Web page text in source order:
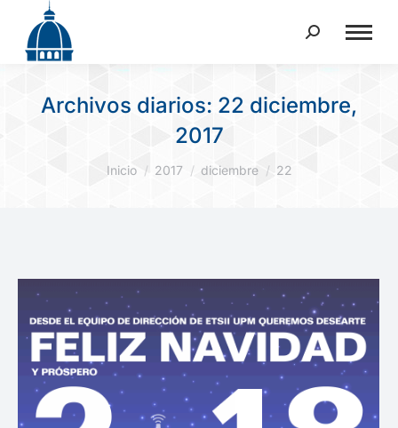
Buscar:
Archivos diarios: 22 diciembre,
2017
Estás aquí:
Inicio 2017 diciembre 22